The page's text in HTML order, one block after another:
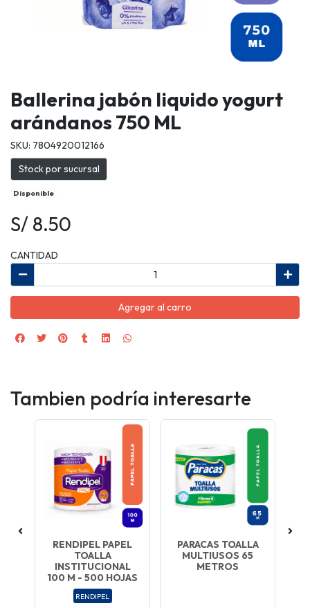
Ballerina jabón liquido yogurt
arándanos 750 ML
SKU: 7804920012166
Stock por sucursal
Disponible
S/ 8.50
CANTIDAD
Agregar al carro
Tambien podría interesarte
RENDIPEL PAPEL
TOALLA
INSTITUCIONAL
100 M - 500 HOJAS
RENDIPEL
PARACAS TOALLA
MULTIUSOS 65
METROS